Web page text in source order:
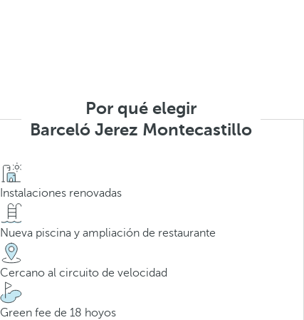
Por qué elegir
Barceló Jerez Montecastillo
Instalaciones renovadas
Nueva piscina y ampliación de restaurante
Cercano al circuito de velocidad
Green fee de 18 hoyos